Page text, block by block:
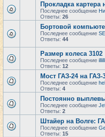
Прокладка картера
Последнее сообщение
Ответы: 26
Бортовой
Последнее сообщение
Ответы: 44
Размер колеса 3102
Последнее сообщение
Ответы: 12
Мост ГАЗ-24 на ГАЗ-
Последнее сообщение
Ответы: 4
Постоянно
Последнее сообщение
Ответы: 2
Штайер на Волге:
Последнее сообщение
Ответы: 15